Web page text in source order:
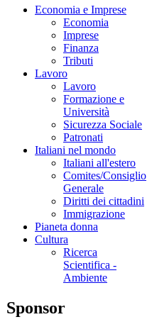
Economia e Imprese
Economia
Imprese
Finanza
Tributi
Lavoro
Lavoro
Formazione e
Università
Sicurezza Sociale
Patronati
Italiani nel mondo
Italiani all'estero
Comites/Consiglio
Generale
Diritti dei cittadini
Immigrazione
Pianeta donna
Cultura
Ricerca
Scientifica -
Ambiente
Sponsor